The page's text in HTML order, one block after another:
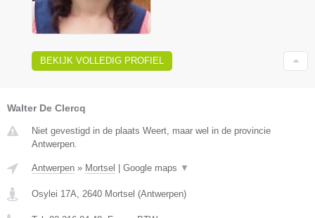
BEKIJK VOLLEDIG PROFIEL
Walter De Clercq
Niet gevestigd in de plaats Weert, maar wel in de provincie
Antwerpen.
Antwerpen » Mortsel Google maps ▼
Osylei 17A, 2640 Mortsel (Antwerpen)